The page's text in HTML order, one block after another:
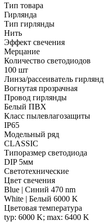
Тип товара
Гирлянда
Тип гирлянды
Нить
Эффект свечения
Мерцание
Количество светодиодов
100 шт
Линза/рассеиватель
Вогнутая прозрачная
Провод гирлянды
Белый ПВХ
Класс пылевлагозащиты
IP65
Модельный ряд
CLASSIC
Типоразмер светодиода
DIP 5мм
Светотехнические
Цвет свечения
Blue | Синий 470 nm
White | Белый 6000 K
Цветовая температура
typ: 6000 K; max: 6400 K